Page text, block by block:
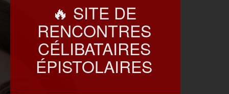
🔥 SITE DE
RENCONTRES
CÉLIBATAIRES
ÉPISTOLAIRES